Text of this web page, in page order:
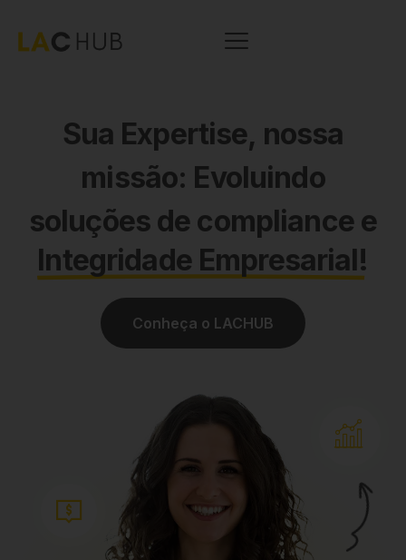
Sua Expertise, nossa
missão: Evoluindo
soluções de compliance e
Integridade Empresarial!
Conheça o LACHUB